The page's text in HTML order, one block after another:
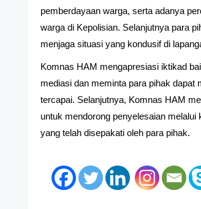
pemberdayaan warga, serta adanya
warga di Kepolisian. Selanjutnya para
menjaga situasi yang kondusif di
Komnas HAM mengapresiasi iktikad
mediasi dan meminta para pihak dapat
tercapai. Selanjutnya, Komnas HAM
untuk mendorong penyelesaian
yang telah disepakati oleh para pihak.